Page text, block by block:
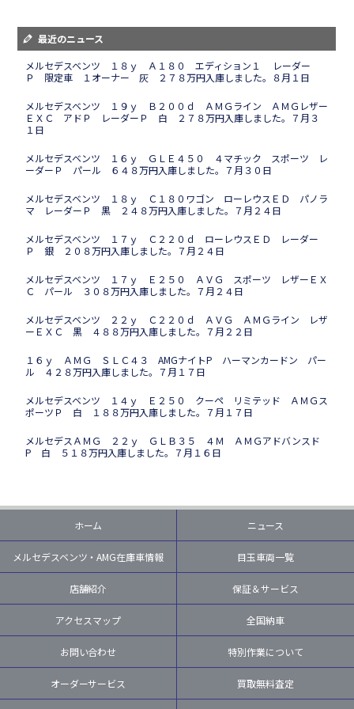
最近のニュース
メルセデスベンツ １８ｙ Ａ１８０ エディション１ レーダー
Ｐ 限定車 １オーナー 灰 ２７８万円入庫しました。８月１日
メルセデスベンツ １９ｙ Ｂ２００ｄ ＡＭＧライン ＡＭＧレザー
ＥＸＣ アドＰ レーダーＰ 白 ２７８万円入庫しました。７月３
１日
メルセデスベンツ １６ｙ ＧＬＥ４５０ ４マチック スポーツ レ
ーダーＰ パール ６４８万円入庫しました。７月３０日
メルセデスベンツ １８ｙ Ｃ１８０ワゴン ローレウスＥＤ パノラ
マ レーダーＰ 黒 ２４８万円入庫しました。７月２４日
メルセデスベンツ １７ｙ Ｃ２２０ｄ ローレウスＥＤ レーダー
Ｐ 銀 ２０８万円入庫しました。７月２４日
メルセデスベンツ １７ｙ Ｅ２５０ ＡＶＧ スポーツ レザーＥＸ
Ｃ パール ３０８万円入庫しました。７月２４日
メルセデスベンツ ２２ｙ Ｃ２２０ｄ ＡＶＧ ＡＭＧライン レザ
ーＥＸＣ 黒 ４８８万円入庫しました。７月２２日
１６ｙ ＡＭＧ ＳＬＣ４３ AMGナイトP ハーマンカードン パー
ル ４２８万円入庫しました。７月１７日
メルセデスベンツ １４ｙ Ｅ２５０ クーペ リミテッド ＡＭＧス
ポーツＰ 白 １８８万円入庫しました。７月１７日
メルセデスＡＭＧ ２２ｙ ＧＬＢ３５ ４Ｍ ＡＭＧアドバンスド
P 白 ５１８万円入庫しました。７月１６日
ホーム ニュース
メルセデスベンツ・AMG在庫車情報 目玉車両一覧
店舗紹介 保証＆サービス
アクセスマップ 全国納車
お問い合わせ 特別作業について
オーダーサービス 買取無料査定